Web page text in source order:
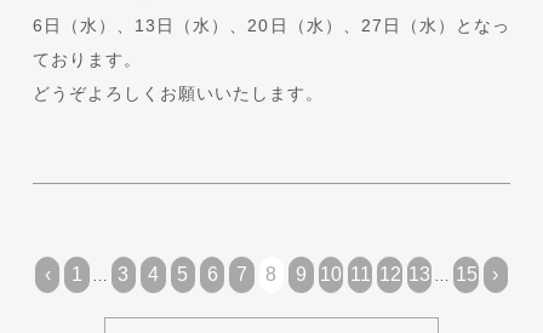
6日（水）、13日（水）、20日（水）、27日（水）となっ
ております。
どうぞよろしくお願いいたします。
‹ 1 3 4 5 6 7 8 9 10 11 12 13 15 ›